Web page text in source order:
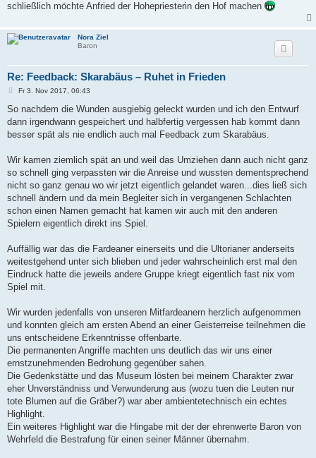
schließlich möchte Anfried der Hohepriesterin den Hof machen
Nora Ziel
Baron
Re: Feedback: Skarabäus – Ruhet in Frieden
B
i
r
a
Fr 3. Nov 2017, 06:43
So nachdem die Wunden ausgiebig geleckt wurden und ich den Entwurf
dann irgendwann gespeichert und halbfertig vergessen hab kommt dann
besser spät als nie endlich auch mal Feedback zum Skarabäus.
Wir kamen ziemlich spät an und weil das Umziehen dann auch nicht ganz
so schnell ging verpassten wir die Anreise und wussten dementsprechend
nicht so ganz genau wo wir jetzt eigentlich gelandet waren...dies ließ sich
schnell ändern und da mein Begleiter sich in vergangenen Schlachten
schon einen Namen gemacht hat kamen wir auch mit den anderen
Spielern eigentlich direkt ins Spiel.
Auffällig war das die Fardeaner einerseits und die Ultorianer anderseits
weitestgehend unter sich blieben und jeder wahrscheinlich erst mal den
Eindruck hatte die jeweils andere Gruppe kriegt eigentlich fast nix vom
Spiel mit.
Wir wurden jedenfalls von unseren Mitfardeanern herzlich aufgenommen
und konnten gleich am ersten Abend an einer Geisterreise teilnehmen die
uns entscheidene Erkenntnisse offenbarte.
Die permanenten Angriffe machten uns deutlich das wir uns einer
ernstzunehmenden Bedrohung gegenüber sahen.
Die Gedenkstätte und das Museum lösten bei meinem Charakter zwar
eher Unverständniss und Verwunderung aus (wozu tuen die Leuten nur
tote Blumen auf die Gräber?) war aber ambientetechnisch ein echtes
Highlight.
Ein weiteres Highlight war die Hingabe mit der der ehrenwerte Baron von
Wehrfeld die Bestrafung für einen seiner Männer übernahm.